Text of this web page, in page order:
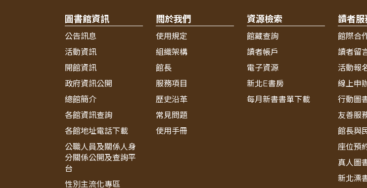
圖書館資訊
公告訊息
活動資訊
開館資訊
政府資訊公開
總館簡介
各館資訊查詢
各館地址電話下載
公職人員及關係人身
分關係公開及查詢平
台
性別主流化專區
關於我們
使用規定
組織架構
館長
服務項目
歷史沿革
常見問題
使用手冊
資源檢索
館藏查詢
讀者帳戶
電子資源
新北E書房
每月新書書單下載
讀者服
館際合
讀者留
活動報
線上申
行動圖
友善服
館長與
座位預
真人圖
新北漂